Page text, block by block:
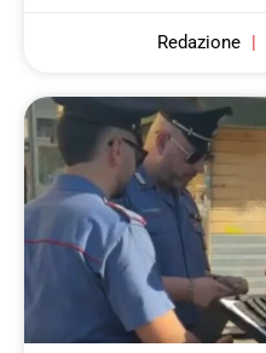
Redazione